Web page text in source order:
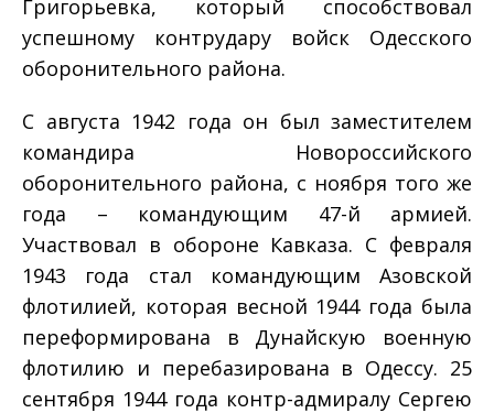
Григорьевка, который способствовал
успешному контрудару войск Одесского
оборонительного района.
С августа 1942 года он был заместителем
командира Новороссийского
оборонительного района, с ноября того же
года – командующим 47-й армией.
Участвовал в обороне Кавказа. С февраля
1943 года стал командующим Азовской
флотилией, которая весной 1944 года была
переформирована в Дунайскую военную
флотилию и перебазирована в Одессу. 25
сентября 1944 года контр-адмиралу Сергею